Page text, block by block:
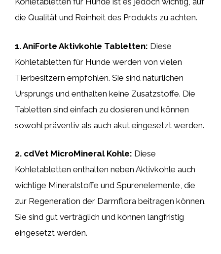
die Qualität und Reinheit des Produkts zu achten.
1. AniForte Aktivkohle Tabletten: Diese
Kohletabletten für Hunde werden von vielen
Tierbesitzern empfohlen. Sie sind natürlichen
Ursprungs und enthalten keine Zusatzstoffe. Die
Tabletten sind einfach zu dosieren und können
sowohl präventiv als auch akut eingesetzt werden.
2. cdVet MicroMineral Kohle: Diese
Kohletabletten enthalten neben Aktivkohle auch
wichtige Mineralstoffe und Spurenelemente, die
zur Regeneration der Darmflora beitragen können.
Sie sind gut verträglich und können langfristig
eingesetzt werden.